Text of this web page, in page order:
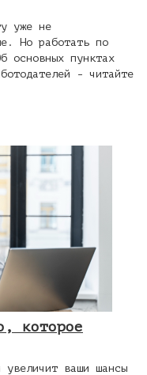
уже не
Но работать по
основных пунктах
- читайте
которое
увеличит ваши шансы